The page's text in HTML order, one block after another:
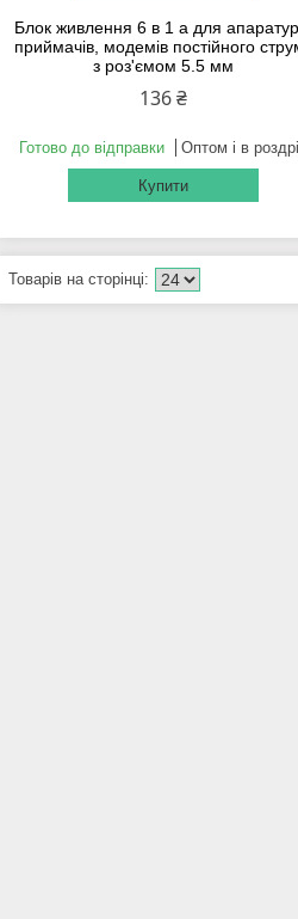
Блок живлення 6 в 1 а для
приймачів, модемів постійного
з роз'ємом 5.5 мм
136 ₴
Готово до відправки Оптом і в
Купити